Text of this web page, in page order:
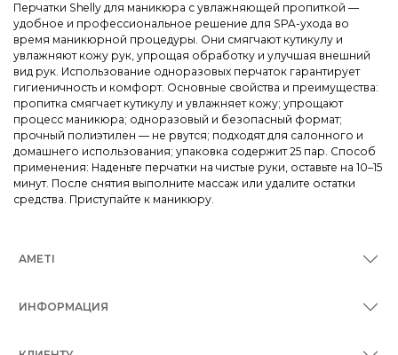
Перчатки Shelly для маникюра с увлажняющей пропиткой —
удобное и профессиональное решение для SPA-ухода во
время маникюрной процедуры. Они смягчают кутикулу и
увлажняют кожу рук, упрощая обработку и улучшая внешний
вид рук. Использование одноразовых перчаток гарантирует
гигиеничность и комфорт. Основные свойства и преимущества:
пропитка смягчает кутикулу и увлажняет кожу; упрощают
процесс маникюра; одноразовый и безопасный формат;
прочный полиэтилен — не рвутся; подходят для салонного и
домашнего использования; упаковка содержит 25 пар. Способ
применения: Наденьте перчатки на чистые руки, оставьте на 10–15
минут. После снятия выполните массаж или удалите остатки
средства. Приступайте к маникюру.
AMETI
ИНФОРМАЦИЯ